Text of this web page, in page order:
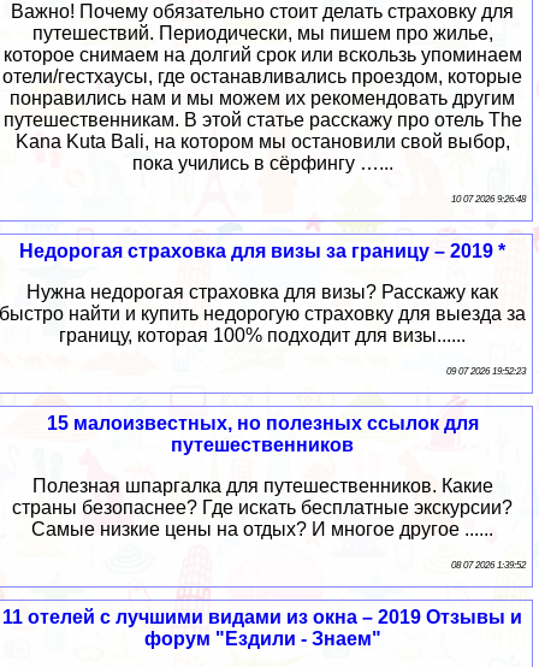
Важно! Почему обязательно стоит делать страховку для
путешествий. Периодически, мы пишем про жилье,
которое снимаем на долгий срок или вскользь упоминаем
отели/гестхаусы, где останавливались проездом, которые
понравились нам и мы можем их рекомендовать другим
путешественникам. В этой статье расскажу про отель The
Kana Kuta Bali, на котором мы остановили свой выбор,
пока учились в сёрфингу …...
10 07 2026 9:26:48
Недорогая страховка для визы за границу – 2019 *
Нужна недорогая страховка для визы? Расскажу как
быстро найти и купить недорогую страховку для выезда за
границу, которая 100% подходит для визы......
09 07 2026 19:52:23
15 малоизвестных, но полезных ссылок для
путешественников
Полезная шпаргалка для путешественников. Какие
страны безопаснее? Где искать бесплатные экскурсии?
Самые низкие цены на отдых? И многое другое ......
08 07 2026 1:39:52
11 отелей с лучшими видами из окна – 2019 Отзывы и
форум "Ездили - Знаем"